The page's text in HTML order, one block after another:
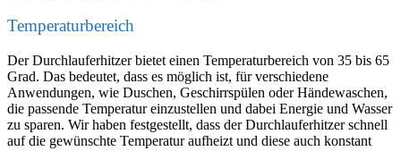
Temperaturbereich
Der Durchlauferhitzer bietet einen Temperaturbereich von 35 bis 65
Grad. Das bedeutet, dass es möglich ist, für verschiedene
Anwendungen, wie Duschen, Geschirrspülen oder Händewaschen,
die passende Temperatur einzustellen und dabei Energie und Wasser
zu sparen. Wir haben festgestellt, dass der Durchlauferhitzer schnell
auf die gewünschte Temperatur aufheizt und diese auch konstant